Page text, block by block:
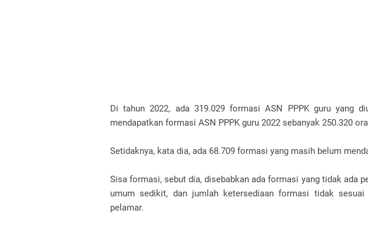
Di tahun 2022, ada 319.029 formasi ASN PPPK guru yang
mendapatkan formasi ASN PPPK guru 2022 sebanyak 250.320
Setidaknya, kata dia, ada 68.709 formasi yang masih belum
Sisa formasi, sebut dia, disebabkan ada formasi yang tidak ada
umum sedikit, dan jumlah ketersediaan formasi tidak
pelamar.